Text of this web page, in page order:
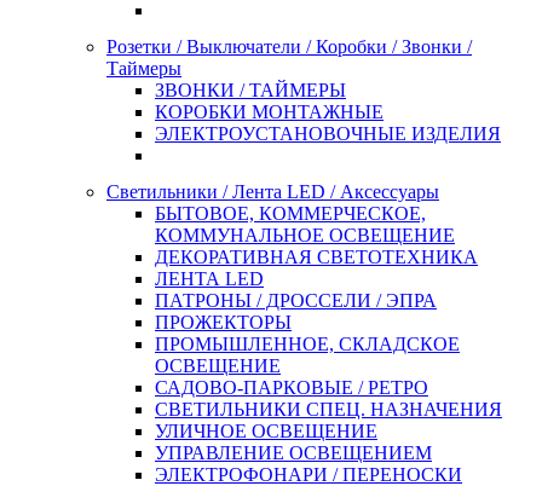
Розетки / Выключатели / Коробки / Звонки /
Таймеры
ЗВОНКИ / ТАЙМЕРЫ
КОРОБКИ МОНТАЖНЫЕ
ЭЛЕКТРОУСТАНОВОЧНЫЕ ИЗДЕЛИЯ
Светильники / Лента LED / Аксессуары
БЫТОВОЕ, КОММЕРЧЕСКОЕ,
КОММУНАЛЬНОЕ ОСВЕЩЕНИЕ
ДЕКОРАТИВНАЯ СВЕТОТЕХНИКА
ЛЕНТА LED
ПАТРОНЫ / ДРОССЕЛИ / ЭПРА
ПРОЖЕКТОРЫ
ПРОМЫШЛЕННОЕ, СКЛАДСКОЕ
ОСВЕЩЕНИЕ
САДОВО-ПАРКОВЫЕ / РЕТРО
СВЕТИЛЬНИКИ СПЕЦ. НАЗНАЧЕНИЯ
УЛИЧНОЕ ОСВЕЩЕНИЕ
УПРАВЛЕНИЕ ОСВЕЩЕНИЕМ
ЭЛЕКТРОФОНАРИ / ПЕРЕНОСКИ